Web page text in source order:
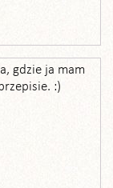
gdzie ja mam
:)